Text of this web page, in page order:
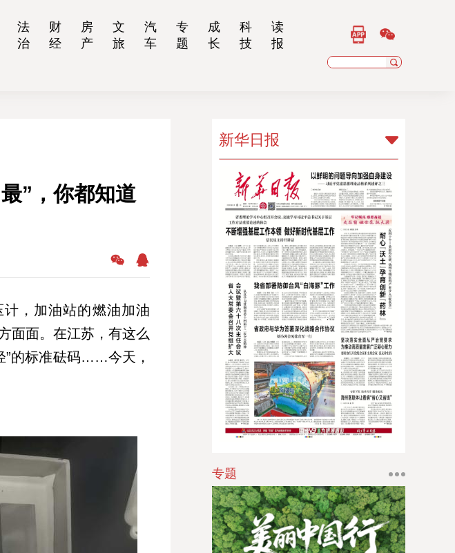
法
治
财
经
房
产
文
旅
汽
车
专
题
成
长
科
技
读
报
”，你都知道
，加油站的燃油加油
面面。在江苏，有这么
”的标准砝码……今天，
新华日报
新华日报
扬子晚报
乡村干部报
南京晨报
江苏经济报
江苏法治报
江南时报
新苏商
扬子体育报
银潮
华人时刊
专题